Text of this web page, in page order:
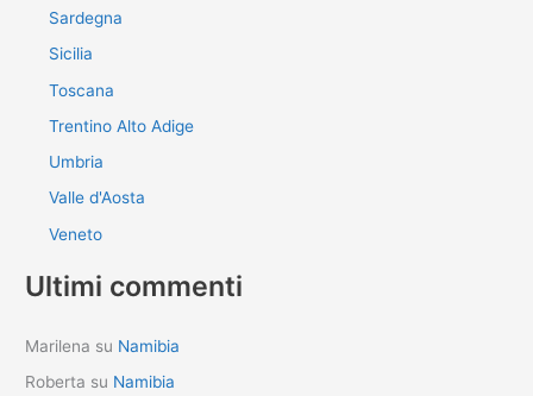
Sardegna
Sicilia
Toscana
Trentino Alto Adige
Umbria
Valle d'Aosta
Veneto
Ultimi commenti
Marilena su Namibia
Roberta su Namibia